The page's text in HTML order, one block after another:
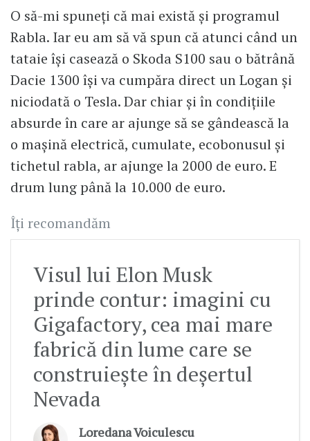
O să-mi spuneţi că mai există şi programul
Rabla. Iar eu am să vă spun că atunci când un
tataie îşi casează o Skoda S100 sau o bătrână
Dacie 1300 îşi va cumpăra direct un Logan şi
niciodată o Tesla. Dar chiar şi în condiţiile
absurde în care ar ajunge să se gândească la
o maşină electrică, cumulate, ecobonusul şi
tichetul rabla, ar ajunge la 2000 de euro. E
drum lung până la 10.000 de euro.
Îți recomandăm
Visul lui Elon Musk
prinde contur: imagini cu
Gigafactory, cea mai mare
fabrică din lume care se
construiește în deșertul
Nevada
Loredana Voiculescu